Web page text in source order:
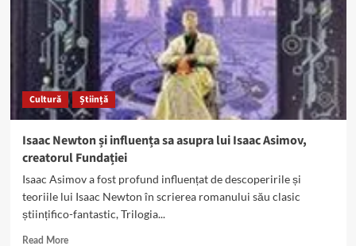
Cultură Știință
Isaac Newton și influența sa asupra lui Isaac Asimov,
creatorul Fundației
Isaac Asimov a fost profund influențat de descoperirile și
teoriile lui Isaac Newton în scrierea romanului său clasic
științifico-fantastic, Trilogia...
Read MoreRead